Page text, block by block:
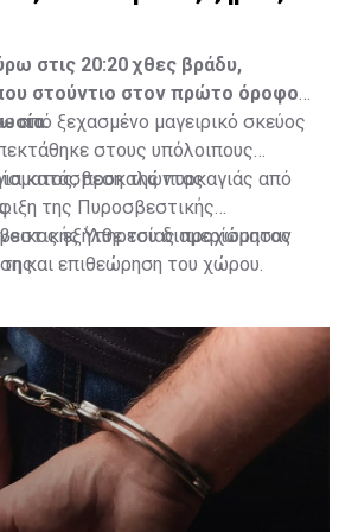
στις 20:20 χθες βράδυ,
στούντιο στον πρώτο όροφο
από ξεχασμένο μαγειρικό σκεύος
στους υπόλοιπους
προκαλώντας
κατάσβεση της πυρκαγιάς από
της Πυροσβεστικής
εξήλθε του διαμερίσματος
Υπηρεσίας προχώρησαν
και επιθεώρηση του χώρου.